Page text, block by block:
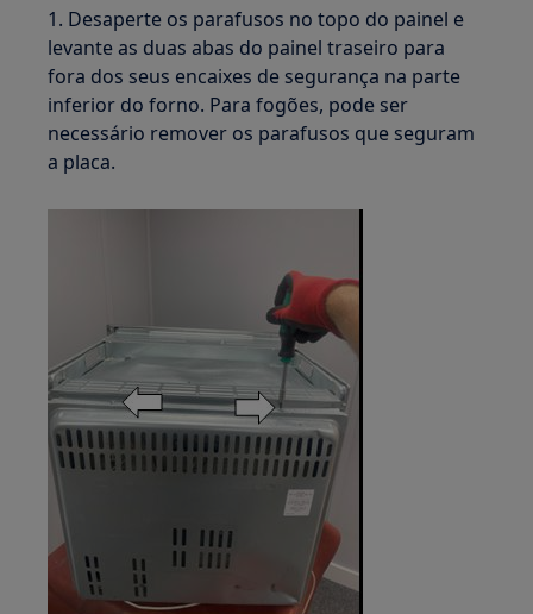
1. Desaperte os parafusos no topo do painel e
levante as duas abas do painel traseiro para
fora dos seus encaixes de segurança na parte
inferior do forno. Para fogões, pode ser
necessário remover os parafusos que seguram
a placa.